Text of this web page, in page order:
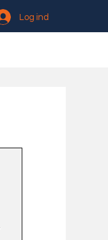
Log ind